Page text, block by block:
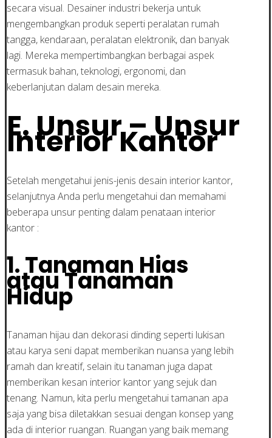
secara visual. Desainer industri bekerja untuk
mengembangkan produk seperti peralatan rumah
tangga, kendaraan, peralatan elektronik, dan banyak
lagi. Mereka mempertimbangkan berbagai aspek
termasuk bahan, teknologi, ergonomi, dan
keberlanjutan dalam desain mereka.
E. Unsur – Unsur
Interior Kantor
Setelah mengetahui jenis-jenis desain interior kantor,
selanjutnya Anda perlu mengetahui dan memahami
beberapa unsur penting dalam penataan interior
kantor :
1. Tanaman Hias
atau Tanaman
Hidup
Tanaman hijau dan dekorasi dinding seperti lukisan
atau karya seni dapat memberikan nuansa yang lebih
ramah dan kreatif, selain itu tanaman juga dapat
memberikan kesan interior kantor yang sejuk dan
tenang. Namun, kita perlu mengetahui tamanan apa
saja yang bisa diletakkan sesuai dengan konsep yang
ada di interior ruangan. Ruangan yang baik memang